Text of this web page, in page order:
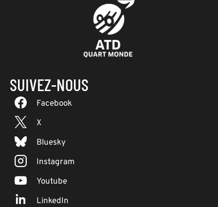
SUIVEZ-NOUS
Facebook
X
Bluesky
Instagram
Youtube
LinkedIn